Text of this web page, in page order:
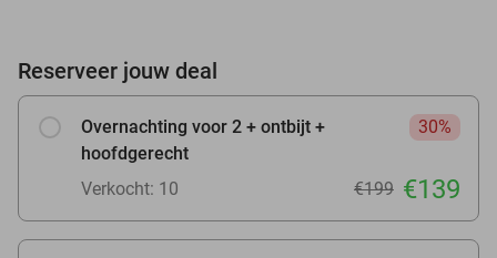
Reserveer jouw deal
Overnachting voor 2 + ontbijt +
hoofdgerecht
30%
Verkocht: 10 €199 €139